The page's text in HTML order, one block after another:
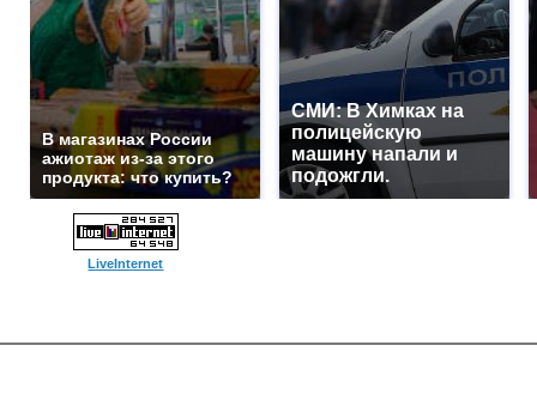
В магазинах России
ажиотаж из-за этого
продукта: что купить?
СМИ: В Химках на
полицейскую
машину напали и
подожгли.
LiveInternet